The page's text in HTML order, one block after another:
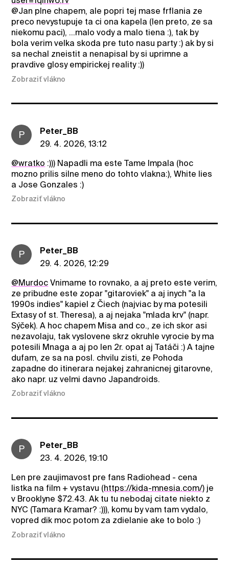
@Jan plne chapem, ale popri tej mase frflania ze
preco nevystupuje ta ci ona kapela (len preto, ze sa
niekomu paci), ...malo vody a malo tiena :), tak by
bola verim velka skoda pre tuto nasu party :) ak by si
sa nechal zneistit a nenapisal by si uprimne a
pravdive glosy empirickej reality :))
Zobraziť vlákno
P
Peter_BB
29. 4. 2026, 13:12
@wratko :))) Napadli ma este Tame Impala (hoc
mozno prilis silne meno do tohto vlakna:), White lies
a Jose Gonzales :)
Zobraziť vlákno
P
Peter_BB
29. 4. 2026, 12:29
@Murdoc Vnimame to rovnako, a aj preto este verim,
ze pribudne este zopar "gitaroviek" a aj inych "a la
1990s indies" kapiel z Čiech (najviac by ma potesili
Extasy of st. Theresa), a aj nejaka "mlada krv" (napr.
Sýček). A hoc chapem Misa and co., ze ich skor asi
nezavolaju, tak vyslovene skrz okruhle vyrocie by ma
potesili Mnaga a aj po len 2r. opat aj Tatáči :) A tajne
dufam, ze sa na posl. chvilu zisti, ze Pohoda
zapadne do itinerara nejakej zahranicnej gitarovne,
ako napr. uz velmi davno Japandroids.
Zobraziť vlákno
P
Peter_BB
23. 4. 2026, 19:10
Len pre zaujimavost pre fans Radiohead - cena
listka na film + vystavu (https://kida-mnesia.com/) je
v Brooklyne $72.43. Ak tu tu nebodaj citate niekto z
NYC (Tamara Kramar? :))), komu by vam tam vydalo,
vopred dik moc potom za zdielanie ake to bolo :)
Zobraziť vlákno